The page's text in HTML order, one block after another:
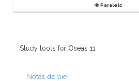
Paralelo
Study tools for Oseas 11
Notas de pie